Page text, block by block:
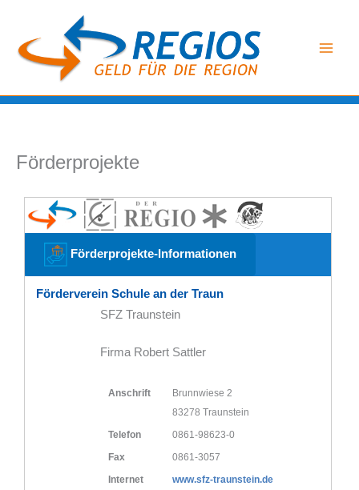
springen
Förderprojekte
Förderprojekte-Informationen
Förderverein Schule an der Traun
SFZ Traunstein
Firma Robert Sattler
Anschrift
Brunnwiese 2
83278 Traunstein
Telefon
0861-98623-0
Fax
0861-3057
Internet
www.sfz-traunstein.de